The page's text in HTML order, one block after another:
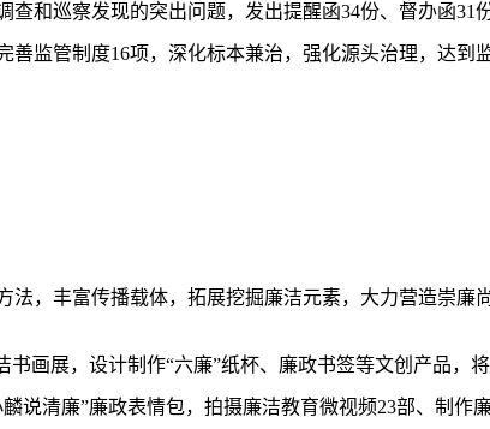
和巡察发现的突出问题，发出提醒函34份、督办函31
善监管制度16项，深化标本兼治，强化源头治理，达到
，丰富传播载体，拓展挖掘廉洁元素，大力营造崇廉
画展，设计制作“六廉”纸杯、廉政书签等文创产品，
说清廉”廉政表情包，拍摄廉洁教育微视频23部、制作